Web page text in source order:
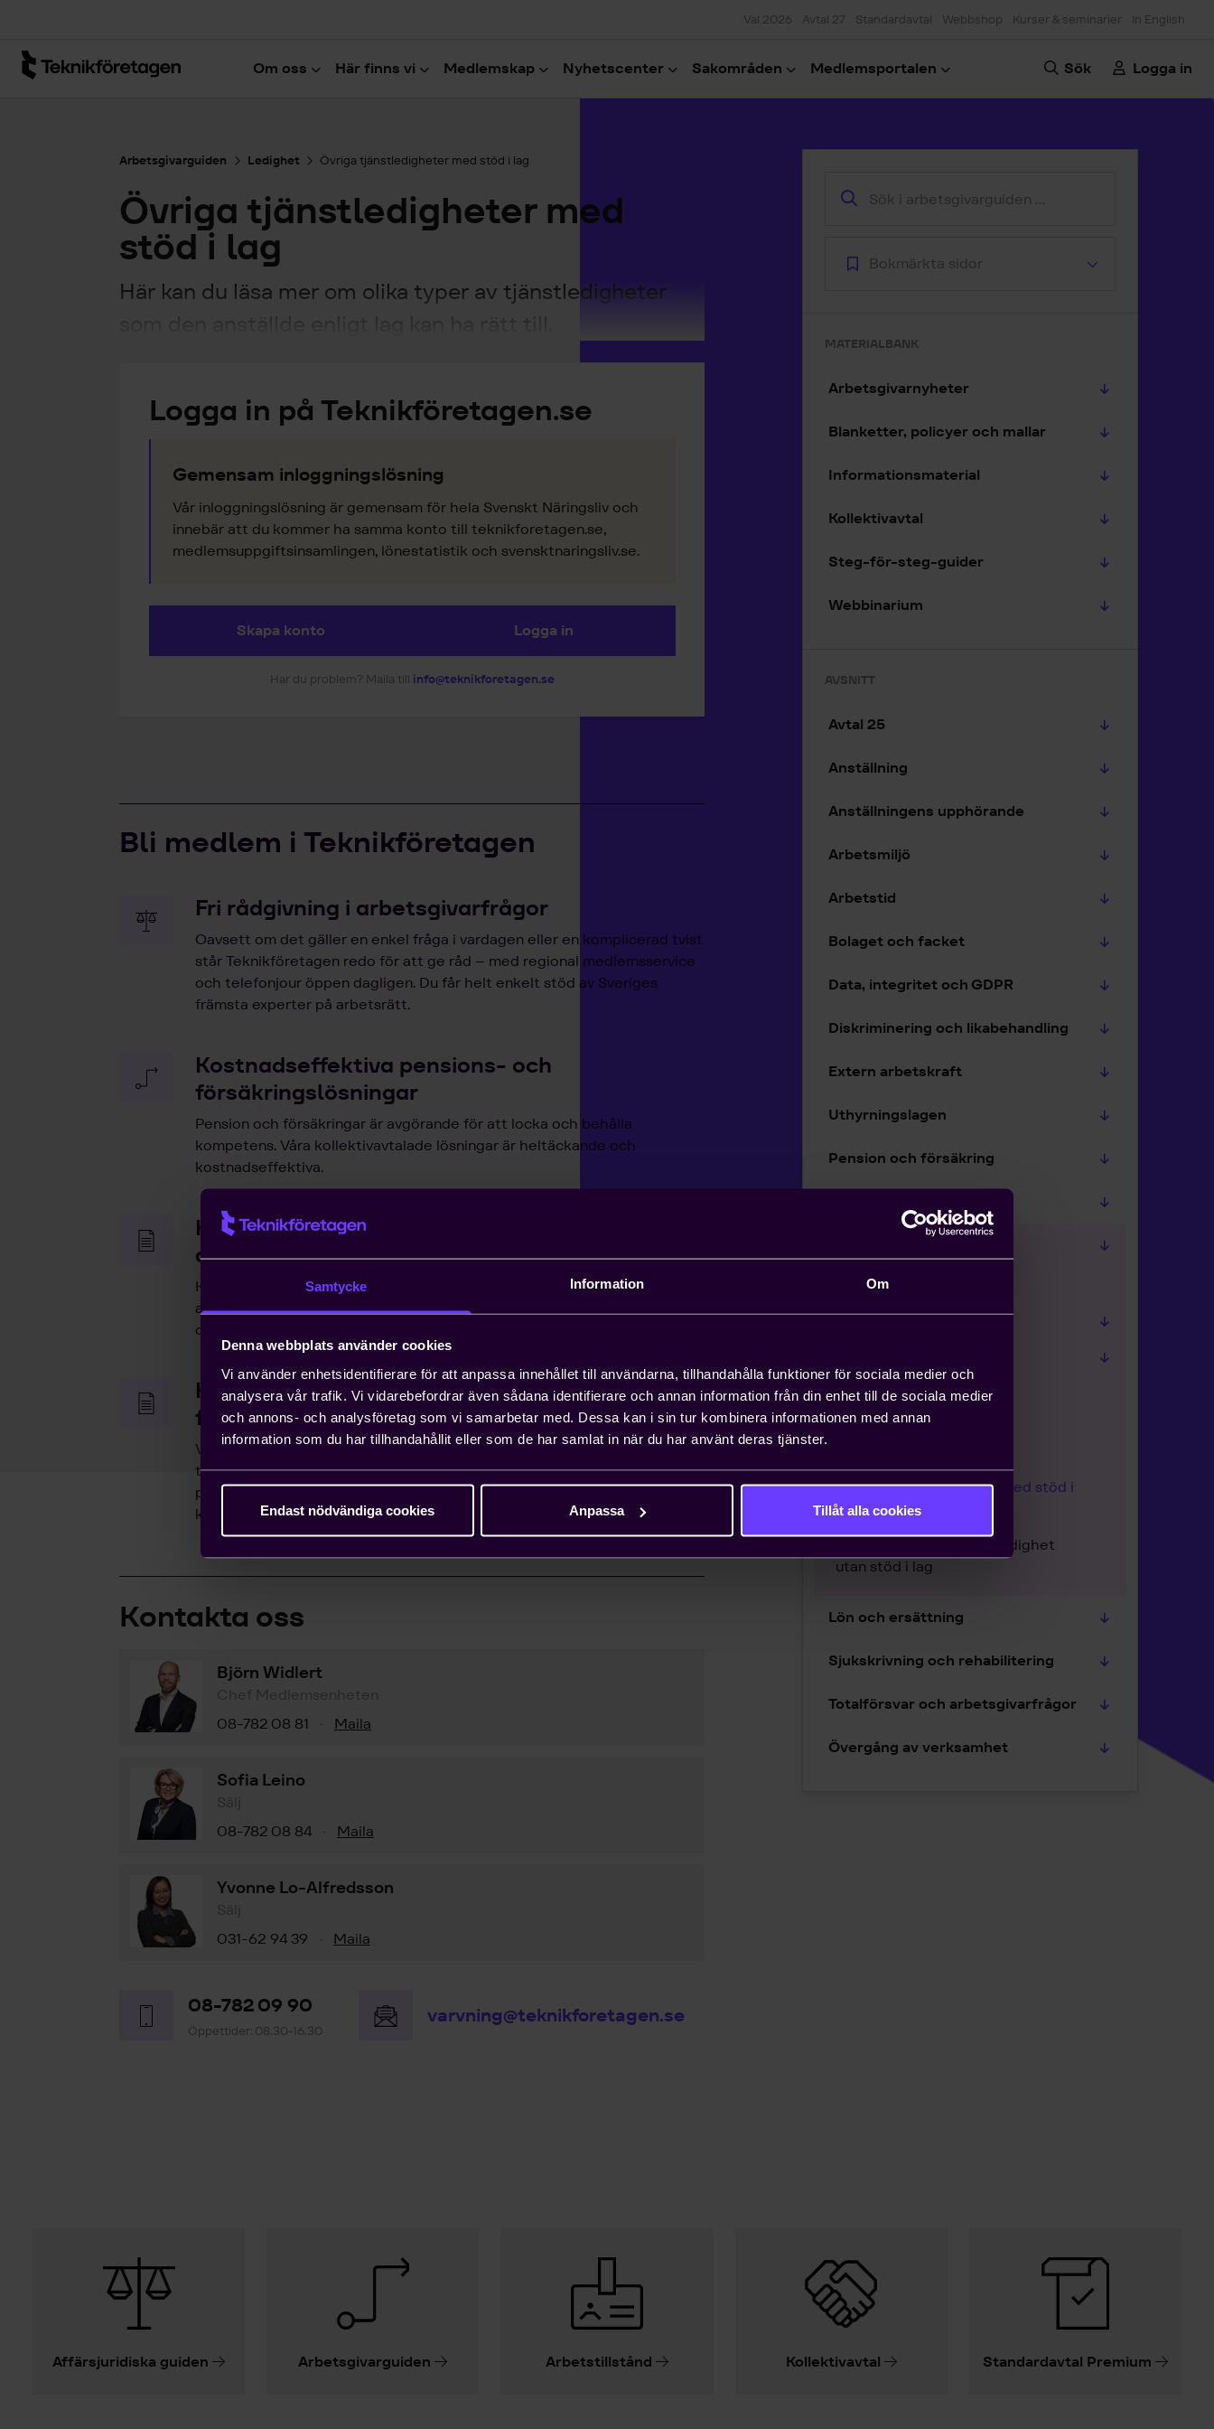
Samtycke Information Om
Denna webbplats använder cookies
Vi använder enhetsidentifierare för att anpassa innehållet till användarna, tillhandahålla funktioner för sociala medier och
analysera vår trafik. Vi vidarebefordrar även sådana identifierare och annan information från din enhet till de sociala medier
och annons- och analysföretag som vi samarbetar med. Dessa kan i sin tur kombinera informationen med annan
information som du har tillhandahållit eller som de har samlat in när du har använt deras tjänster.
Endast nödvändiga cookies Anpassa Tillåt alla cookies
Val 2026 Avtal 27 Standardavtal Webbshop Kurser & seminarier In English
Om oss Här finns vi Medlemskap Nyhetscenter Sakområden Medlemsportalen Sök Logga in
Arbetsgivarguiden Ledighet Övriga tjänstledigheter med stöd i lag
Övriga tjänstledigheter med
stöd i lag
Här kan du läsa mer om olika typer av tjänstledigheter
Logga in på Teknikföretagen.se
Gemensam inloggningslösning
Vår inloggningslösning är gemensam för hela Svenskt Näringsliv och
innebär att du kommer ha samma konto till teknikforetagen.se,
medlemsuppgiftsinsamlingen, lönestatistik och svensktnaringsliv.se.
Skapa konto Logga in
Har du problem? Maila till info@teknikforetagen.se
Bli medlem i Teknikföretagen
Fri rådgivning i arbetsgivarfrågor
Oavsett om det gäller en enkel fråga i vardagen eller en komplicerad tvist
står Teknikföretagen redo för att ge råd – med regional medlemsservice
och telefonjour öppen dagligen. Du får helt enkelt stöd av Sveriges
främsta experter på arbetsrätt.
Kostnadseffektiva pensions- och
försäkringslösningar
Pension och försäkringar är avgörande för att locka och behålla
kompetens. Våra kollektivavtalade lösningar är heltäckande och
kostnadseffektiva.
Hjälp med snabb handläggning av
arbetstillstånd
Kompetensförsörjning är ett växande problem för entreprenörer, och att
anställa icke-EU-medborgare kan ta upp till ett år. Teknikföretagen kan
ordna arbetstillstånd på tio dagar.
Hjälp med att driva viktiga näringspolitiska
frågor
Vi bedriver påverkans- och opinionsarbete i Sverige och EU för att ta
tillvara våra medlemmars intressen. Genom oss har du möjlighet att
påverka beslut som du som enskilt företag i vanliga fall bara får ta
konsekvenserna av.
Kontakta oss
Björn Widlert
Chef Medlemsenheten
08-782 08 81
· Maila
Sofia Leino
Sälj
08-782 08 84
· Maila
Yvonne Lo-Alfredsson
Sälj
031-62 94 39
· Maila
08-782 09 90
Öppettider: 08.30-16.30
varvning@teknikforetagen.se
Bokmärkta sidor
MATERIALBANK
Arbetsgivarnyheter
Blanketter, policyer och mallar
Informationsmaterial
Kollektivavtal
Steg-för-steg-guider
Webbinarium
AVSNITT
Avtal 25
Anställning
Anställningens upphörande
Arbetsmiljö
Arbetstid
Bolaget och facket
Data, integritet och GDPR
Diskriminering och likabehandling
Extern arbetskraft
Uthyrningslagen
Pension och försäkring
Semester
Föräldraledighet
Ledighet för fackliga
förtroendemän
Övriga tjänstledigheter med stöd i
lag
Överenskommen tjänstledighet
utan stöd i lag
Lön och ersättning
Sjukskrivning och rehabilitering
Totalförsvar och arbetsgivarfrågor
Övergång av verksamhet
Affärsjuridiska guiden Arbetsgivarguiden Arbetstillstånd Kollektivavtal Standardavtal Premium